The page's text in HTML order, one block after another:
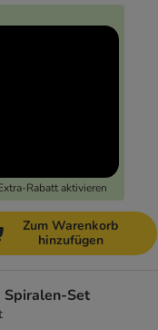
Rabatt aktivieren
Zum Warenkorb
hinzufügen
Spiralen-Set